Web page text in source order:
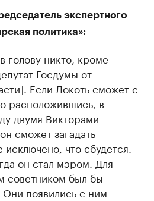
экспертного
политика»:
никто, кроме
Госдумы от
Если Локоть сможет с
расположившись, в
двумя Викторами
сможет загадать
что сбудется.
он стал мэром. Для
советником был бы
появились с ним